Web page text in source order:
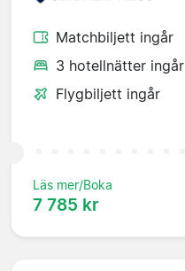
Matchbiljett ingår
3 hotellnätter ingår
Flygbiljett ingår
Läs mer/Boka
7 785 kr